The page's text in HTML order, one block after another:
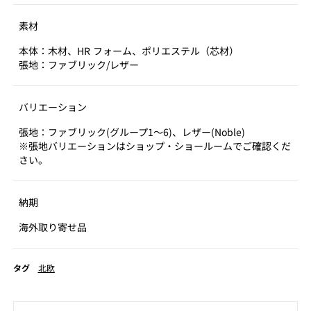
素材
本体：木材、HR フォーム、ポリエステル（芯材）
張地：ファブリック/レザー
バリエーション
張地：ファブリック(グループ1～6)、レザー(Noble)
※張地バリエーションはショップ・ショールームでご確認くだ
さい。
納期
海外取り寄せ品
タグ 北欧